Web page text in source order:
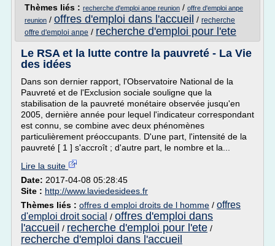
Thèmes liés : recherche d'emploi anpe reunion / offre d'emploi anpe
reunion / offres d'emploi dans l'accueil / recherche
offre d'emploi anpe / recherche d'emploi pour l'ete
Le RSA et la lutte contre la pauvreté - La Vie
des idées
Dans son dernier rapport, l'Observatoire National de la
Pauvreté et de l'Exclusion sociale souligne que la
stabilisation de la pauvreté monétaire observée jusqu'en
2005, dernière année pour lequel l'indicateur correspondant
est connu, se combine avec deux phénomènes
particulièrement préoccupants. D'une part, l'intensité de la
pauvreté [ 1 ] s'accroît ; d'autre part, le nombre et la...
Lire la suite
Date: 2017-04-08 05:28:45
Site : http://www.laviedesidees.fr
Thèmes liés : offres d emploi droits de l homme / offres
d'emploi droit social / offres d'emploi dans
l'accueil / recherche d'emploi pour l'ete /
recherche d'emploi dans l'accueil